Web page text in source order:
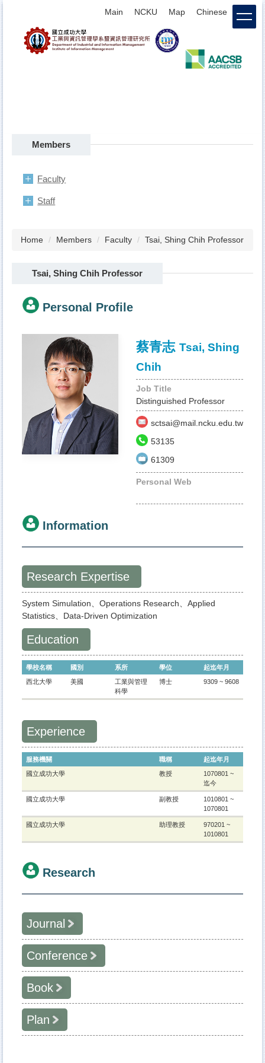
Main NCKU Map Chinese login
Members
Faculty
Staff
Home Members Faculty Tsai, Shing Chih Professor
Tsai, Shing Chih Professor
Personal Profile
蔡青志 Tsai, Shing
Chih
Job Title
Distinguished Professor
sctsai@mail.ncku.edu.tw
53135
61309
Personal Web
Information
Research Expertise
System Simulation、Operations Research、Applied
Statistics、Data-Driven Optimization
Education
學校名稱 國別 系所 學位
起迄年月
西北大學
美國
工業與管理
科學
博士 9309 ~ 9608
Experience
服務機關 職稱
起迄年月
國立成功大學
教授
1070801 ~
迄今
國立成功大學 副教授
1010801 ~
1070801
國立成功大學 助理教授
970201 ~
1010801
Research
Journal
學年度 著作
2018
Shing Chih Tsai; I-Ying Ho, (2018), Sample Average
Approximation for a Two-Echelon Inventory System
with Service Level Constraints,Journal of the
Operational Research Society,Published online: 11
Jun 2018, (SCI)
蔡青志
2017
Shing Chih Tsai; Tse Yang, (2017), Rapid Screening
Algorithms for Stochastically Constrained Problems,
Conference
學年度 著作
2011
Shing Chih Tsai,2011,Efficient Procedures for
Optimization via Simulation with Binary Variables,19th
Triennial Conference of the International Federation of
Operational Research Societies;,Melbourne, Australia
蔡青志
Book
學年度 專書類別
2009
(專書) 2009/00/00
*Shing Chih Tsai; Barry L.
蔡青志
Plan